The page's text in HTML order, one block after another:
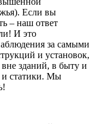
Если вы
– наш ответ
И это
за самыми
и установок,
зданий, в быту и
и статики. Мы